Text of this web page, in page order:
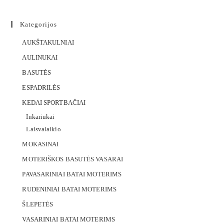
Kategorijos
AUKŠTAKULNIAI
AULINUKAI
BASUTĖS
ESPADRILĖS
KEDAI SPORTBAČIAI
Inkariukai
Laisvalaikio
MOKASINAI
MOTERIŠKOS BASUTĖS VASARAI
PAVASARINIAI BATAI MOTERIMS
RUDENINIAI BATAI MOTERIMS
ŠLEPETĖS
VASARINIAI BATAI MOTERIMS